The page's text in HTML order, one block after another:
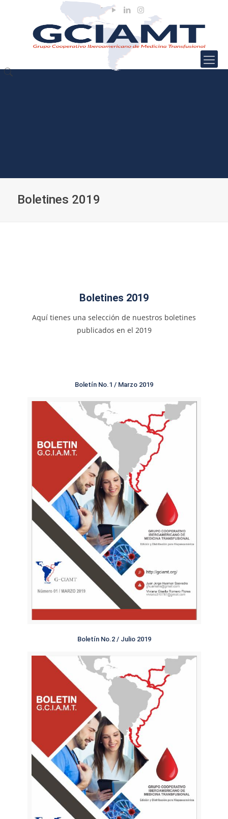
Boletines 2019
Boletines 2019
Aquí tienes una selección de nuestros boletines
publicados en el 2019
Boletín No.1 / Marzo 2019
Boletín No.2 / Julio 2019